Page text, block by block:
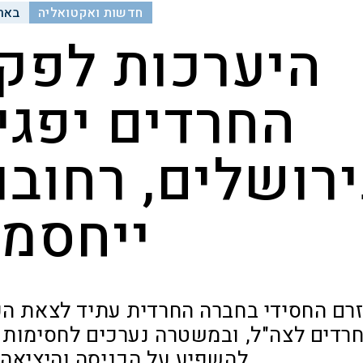
חדשות ואקטואליה
היערכות
החרדים
החסידי בחברה החרדית עתיד לצאת
חרדים לצה"ל, ובמשטרה נערכים